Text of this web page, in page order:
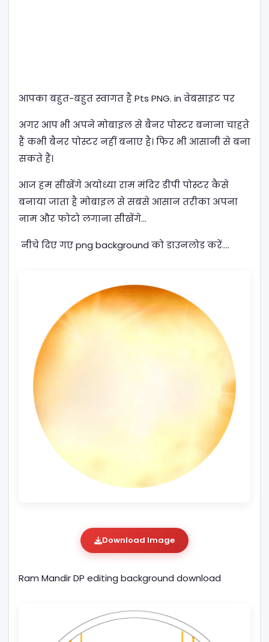
आपका बहुत-बहुत स्वागत है Pts PNG. in वेबसाइट पर
अगर आप भी अपने मोबाइल से बैनर पोस्टर बनाना चाहते
हैं कभी बैनर पोस्टर नहीं बनाए है। फिर भी आसानी से बना
सकते हैं।
आज हम सीखेंगे अयोध्या राम मंदिर डीपी पोस्टर कैसे
बनाया जाता है मोबाइल से सबसे आसान तरीका अपना
नाम और फोटो लगाना सीखेंगे…
नीचे दिए गए png background को डाउनलोड करें....
Download Image
Ram Mandir DP editing background download